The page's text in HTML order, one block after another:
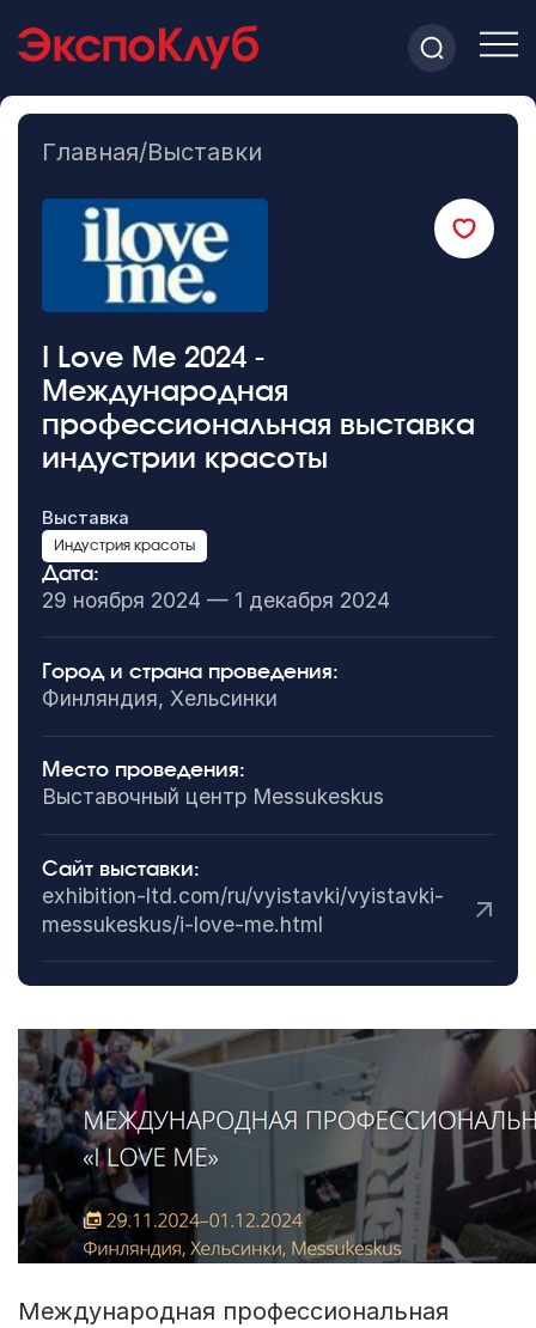
Главная/Выставки
I Love Me 2024 -
Международная
профессиональная выставка
индустрии красоты
Выставка
Индустрия красоты
Дата:
29 ноября 2024 — 1 декабря 2024
Город и страна проведения:
Финляндия, Хельсинки
Место проведения:
Выставочный центр Messukeskus
Сайт выставки:
exhibition-ltd.com/ru/vyistavki/vyistavki-
messukeskus/i-love-me.html
Международная профессиональная